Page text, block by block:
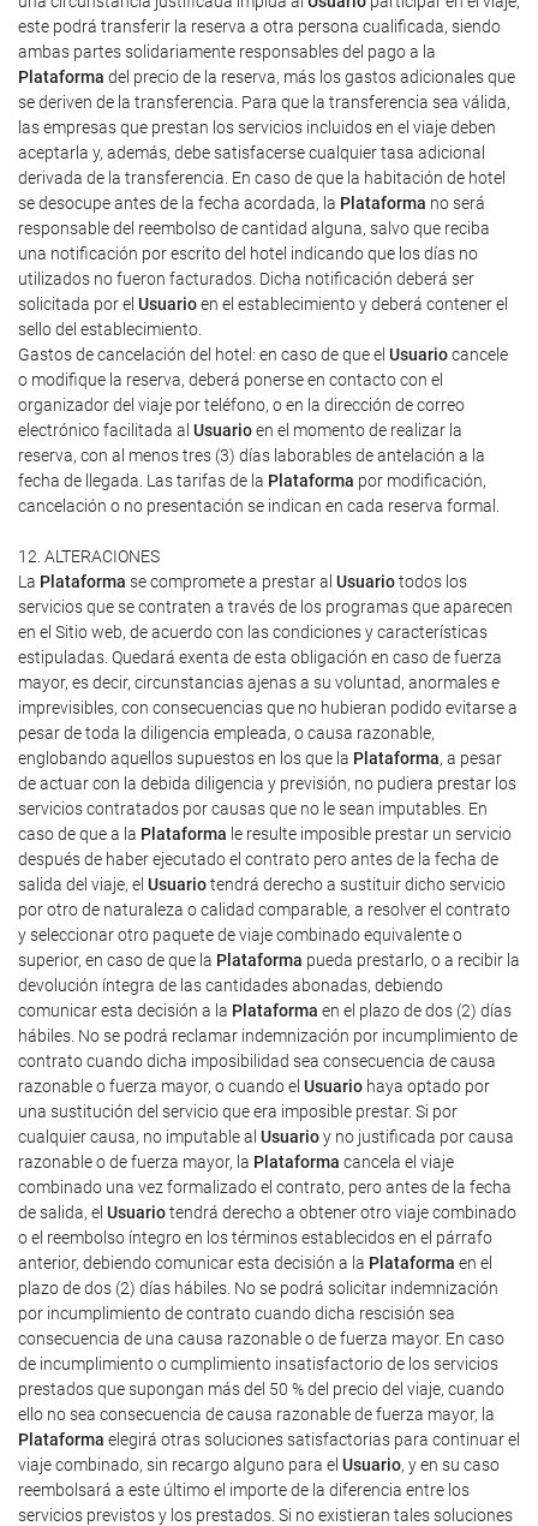
este podrá transferir la reserva a otra persona cualificada, siendo
ambas partes solidariamente responsables del pago a la
Plataforma del precio de la reserva, más los gastos adicionales que
se deriven de la transferencia. Para que la transferencia sea válida,
las empresas que prestan los servicios incluidos en el viaje deben
aceptarla y, además, debe satisfacerse cualquier tasa adicional
derivada de la transferencia. En caso de que la habitación de hotel
se desocupe antes de la fecha acordada, la Plataforma no será
responsable del reembolso de cantidad alguna, salvo que reciba
una notificación por escrito del hotel indicando que los días no
utilizados no fueron facturados. Dicha notificación deberá ser
solicitada por el Usuarioen el establecimiento y deberá contener el
sello del establecimiento.
Gastos de cancelación del hotel: en caso de que el Usuariocancele
o modifique la reserva, deberá ponerse en contacto con el
organizador del viaje por teléfono, o en la dirección de correo
electrónico facilitada al Usuarioen el momento de realizar la
reserva, con al menos tres (3) días laborables de antelación a la
fecha de llegada. Las tarifas de la Plataforma por modificación,
cancelación o no presentación se indican en cada reserva formal.
12. ALTERACIONES
La Plataforma se compromete a prestar al Usuariotodos los
servicios que se contraten a través de los programas que aparecen
en el Sitio web, de acuerdo con las condiciones y características
estipuladas. Quedará exenta de esta obligación en caso de fuerza
mayor, es decir, circunstancias ajenas a su voluntad, anormales e
imprevisibles, con consecuencias que no hubieran podido evitarse a
pesar de toda la diligencia empleada, o causa razonable,
englobando aquellos supuestos en los que la Plataforma, a pesar
de actuar con la debida diligencia y previsión, no pudiera prestar los
servicios contratados por causas que no le sean imputables. En
caso de que a la Plataforma le resulte imposible prestar un servicio
después de haber ejecutado el contrato pero antes de la fecha de
salida del viaje, el Usuariotendrá derecho a sustituir dicho servicio
por otro de naturaleza o calidad comparable, a resolver el contrato
y seleccionar otro paquete de viaje combinado equivalente o
superior, en caso de que la Plataforma pueda prestarlo, o a recibir la
devolución íntegra de las cantidades abonadas, debiendo
comunicar esta decisión a la Plataforma en el plazo de dos (2) días
hábiles. No se podrá reclamar indemnización por incumplimiento de
contrato cuando dicha imposibilidad sea consecuencia de causa
razonable o fuerza mayor, o cuando el Usuario haya optado por
una sustitución del servicio que era imposible prestar. Si por
cualquier causa, no imputable al Usuarioy no justificada por causa
razonable o de fuerza mayor, la Plataforma cancela el viaje
combinado una vez formalizado el contrato, pero antes de la fecha
de salida, el Usuariotendrá derecho a obtener otro viaje combinado
o el reembolso íntegro en los términos establecidos en el párrafo
anterior, debiendo comunicar esta decisión a la Plataforma en el
plazo de dos (2) días hábiles. No se podrá solicitar indemnización
por incumplimiento de contrato cuando dicha rescisión sea
consecuencia de una causa razonable o de fuerza mayor. En caso
de incumplimiento o cumplimiento insatisfactorio de los servicios
prestados que supongan más del 50 % del precio del viaje, cuando
ello no sea consecuencia de causa razonable de fuerza mayor, la
Plataforma elegirá otras soluciones satisfactorias para continuar el
viaje combinado, sin recargo alguno para el Usuario, y en su caso
reembolsará a este último el importe de la diferencia entre los
servicios previstos y los prestados. Si no existieran tales soluciones